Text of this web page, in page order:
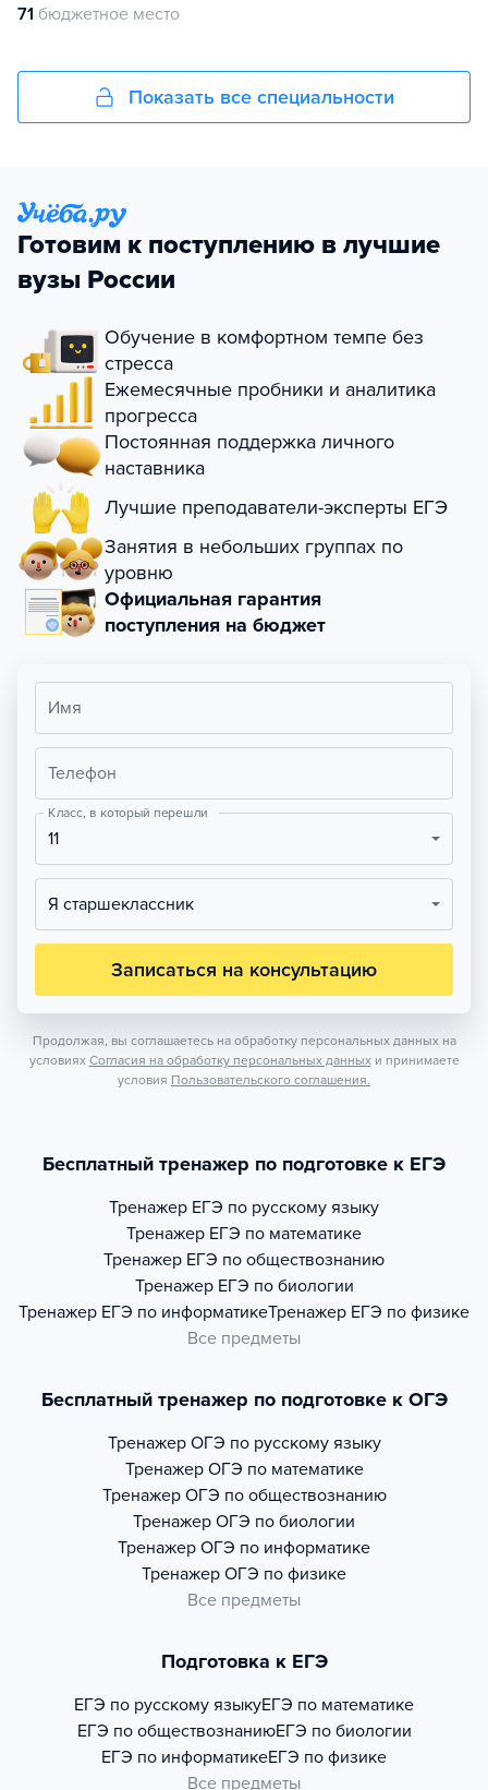
71 бюджетное место
Показать все специальности
Готовим к поступлению в лучшие
вузы России
Обучение в комфортном темпе без
стресса
Ежемесячные пробники и аналитика
прогресса
Постоянная поддержка личного
наставника
Лучшие преподаватели-эксперты ЕГЭ
Занятия в небольших группах по
уровню
Официальная гарантия
поступления на бюджет
Имя
Телефон
Класс, в который перешли
11
Я старшеклассник
Записаться на консультацию
Продолжая, вы соглашаетесь на обработку персональных данных на
условиях Согласия на обработку персональных данных и принимаете
условия Пользовательского соглашения.
Бесплатный тренажер по подготовке к ЕГЭ
Тренажер ЕГЭ по русскому языку
Тренажер ЕГЭ по математике
Тренажер ЕГЭ по обществознанию
Тренажер ЕГЭ по биологии
Тренажер ЕГЭ по информатикеТренажер ЕГЭ по физике
Все предметы
Бесплатный тренажер по подготовке к ОГЭ
Тренажер ОГЭ по русскому языку
Тренажер ОГЭ по математике
Тренажер ОГЭ по обществознанию
Тренажер ОГЭ по биологии
Тренажер ОГЭ по информатике
Тренажер ОГЭ по физике
Все предметы
Подготовка к ЕГЭ
ЕГЭ по русскому языкуЕГЭ по математике
ЕГЭ по обществознаниюЕГЭ по биологии
ЕГЭ по информатикеЕГЭ по физике
Все предметы